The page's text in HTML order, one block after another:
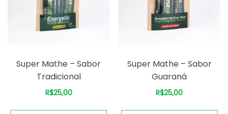
Super Mathe – Sabor
Tradicional
R$25,00
Super Mathe – Sabor
Guaraná
R$25,00